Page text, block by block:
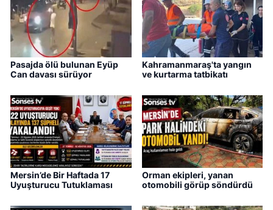
Pasajda ölü bulunan Eyüp
Can davası sürüyor
Kahramanmaraş'ta yangın
ve kurtarma tatbikatı
Mersin’de Bir Haftada 17
Uyuşturucu Tutuklaması
Orman ekipleri, yanan
otomobili görüp söndürdü